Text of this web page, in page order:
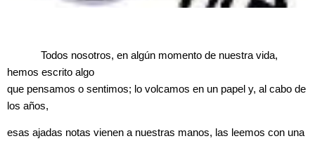
Todos nosotros, en algún momento de nuestra vida,
hemos escrito algo
que pensamos o sentimos; lo volcamos en un papel y, al cabo de
los años,
esas ajadas notas vienen a nuestras manos, las leemos con una